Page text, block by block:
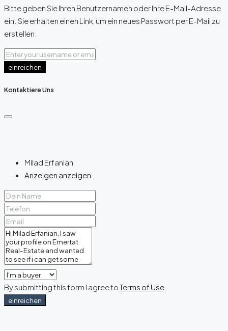
Bitte geben Sie Ihren Benutzernamen oder Ihre E-Mail-Adresse
ein. Sie erhalten einen Link, um ein neues Passwort per E-Mail zu
erstellen.
einreichen
Kontaktiere Uns
Milad Erfanian
Anzeigen anzeigen
By submitting this form I agree toTerms of Use
einreichen